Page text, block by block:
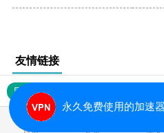
友情链接
网站地图
永久免费使用的加速器